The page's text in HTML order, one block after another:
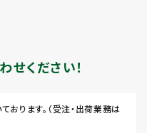
ください！
おります。（受注・出荷業務は